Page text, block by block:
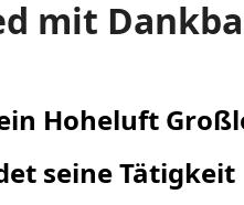
mit
Hoheluft
seine Tätigkeit